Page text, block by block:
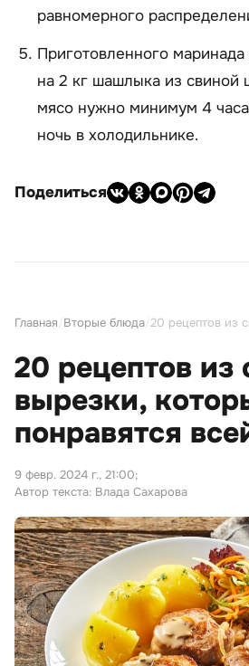
равномерного
Приготовленного
на 2 кг шашлыка из свиной
мясо нужно минимум 4
ночь в холодильнике.
Поделиться
Главная Вторые блюда
20 рецептов из
вырезки,
понравятся
9 февр. 2024 г., 21:00;
Автор текста: Влада Сахарова